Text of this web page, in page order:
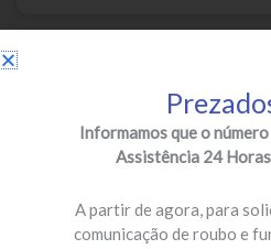
PARCEIROS
Informamos que o
Assistência 24
A partir de agora, para
comunicação de roubo e